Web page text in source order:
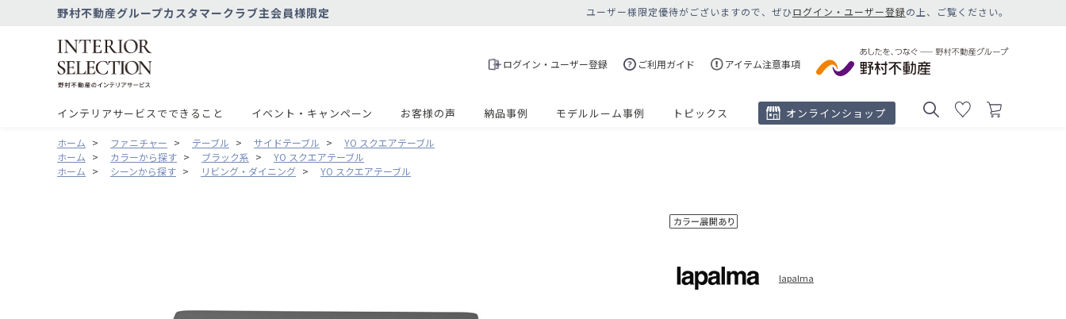
野村不動産グループカスタマークラブ主会員様限定 ユーザー様限定優待がございますので、ぜひログイン・ユーザー登録の上、ご覧ください。
ログイン・ユーザー登録 ご利用ガイド アイテム注意事項
インテリアサービスでできること イベント・キャンペーン お客様の声 納品事例 モデルルーム事例 トピックス オンラインショップ
ホーム > ファニチャー > テーブル > サイドテーブル >
YO スクエアテーブル
ホーム > カラーから探す > ブラック系 >
YO スクエアテーブル
ホーム > シーンから探す > リビング・ダイニング > YO スクエアテーブル
lapalma